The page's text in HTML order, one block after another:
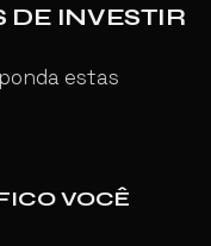
DE INVESTIR
estas
VOCÊ